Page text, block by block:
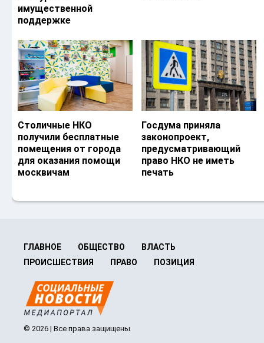
имущественной
поддержке
Столичные НКО
получили бесплатные
помещения от города
для оказания помощи
москвичам
Госдума приняла
законопроект,
предусматривающий
право НКО не иметь
печать
ГЛАВНОЕ ОБЩЕСТВО
ВЛАСТЬ
ПРОИСШЕСТВИЯ
ПРАВО ПОЗИЦИЯ
© 2026 | Все права защищены